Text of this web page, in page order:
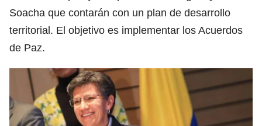
Soacha que contarán con un plan de desarrollo
territorial. El objetivo es implementar los Acuerdos
de Paz.